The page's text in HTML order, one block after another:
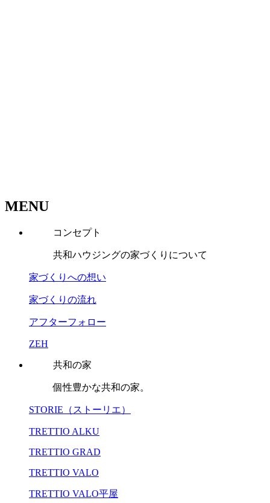
MENU
コンセプト
共和ハウジングの家づくりについて
家づくりへの想い
家づくりの流れ
アフターフォロー
ZEH
共和の家
個性豊かな共和の家。
STORIE（ストーリエ）
TRETTIO ALKU
TRETTIO GRAD
TRETTIO VALO
TRETTIO VALO平屋